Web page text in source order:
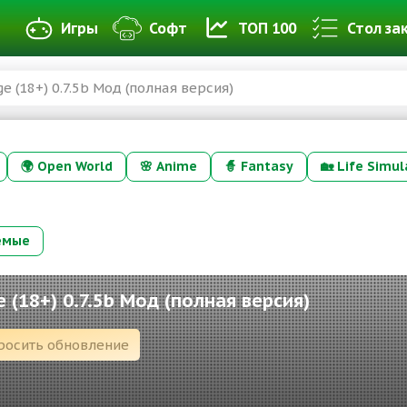
Игры Софт ТОП 100 Стол
(18+) 0.7.5b Мод (полная версия)
🌍 Open World 🌸 Anime 🧙 Fantasy 🏡 Life
(18+) 0.7.5b Мод (полная версия)
обновление